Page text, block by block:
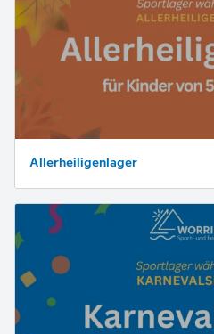
Allerheiligenlager